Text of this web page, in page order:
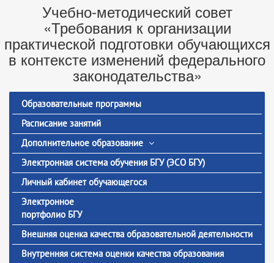
Учебно-методический совет
«Требования к организации
практической подготовки обучающихся
в контексте изменений федерального
законодательства»
Образовательные программы
Расписание занятий
Дополнительное образование
Электронная система обучения БГУ (ЭСО БГУ)
Личный кабинет обучающегося
Электронное
портфолио БГУ
Внешняя оценка качества образовательной деятельности
Внутренняя система оценки качества образования